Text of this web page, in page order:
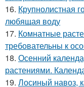
16. Крупнолистная
любящая воду
17. Комнатные
требовательны к
18. Осенний
растениями.
19. Лосиный навоз,